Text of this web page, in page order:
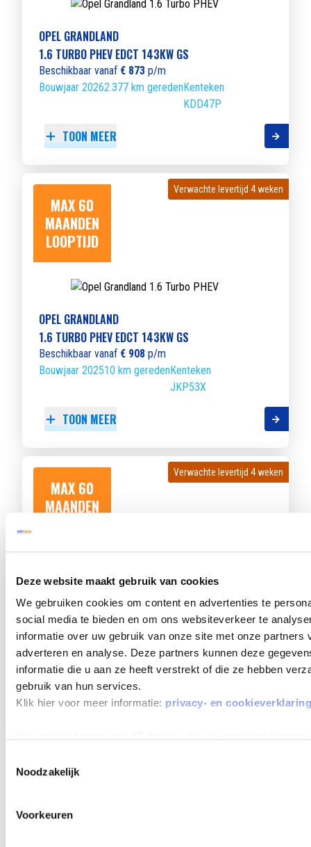
Deze website maakt gebruik van cookies
We gebruiken cookies om content en advertenties te
social media te bieden en om ons websiteverkeer te
informatie over uw gebruik van onze site met onze partners
adverteren en analyse. Deze partners kunnen deze
informatie die u aan ze heeft verstrekt of die ze hebben
gebruik van hun services.
Klik hier voor meer informatie: privacy- en cookieverklaring
Noodzakelijk
Voorkeuren
OPEL GRANDLAND
1.6 TURBO PHEV EDCT 143KW GS
Beschikbaar vanaf € 873 p/m
Bouwjaar 20262.377 km geredenKenteken
KDD47P
TOON MEER
MAX 60
MAANDEN
LOOPTIJD
Verwachte levertijd 4 weken
Verwachte levertijd 4 weken
OPEL GRANDLAND
1.6 TURBO PHEV EDCT 143KW GS
Beschikbaar vanaf € 908 p/m
Bouwjaar 202510 km geredenKenteken
JKP53X
TOON MEER
MAX 60
MAANDEN
Verwachte levertijd 4 weken
Verwachte levertijd 4 weken
OPEL GRANDLAND
1.6 TURBO PHEV EDCT 143KW ULTIMATE
Beschikbaar vanaf€ 928 p/m
Bouwjaar 20263.945 km geredenKenteken
KDD58P
TOON MEER